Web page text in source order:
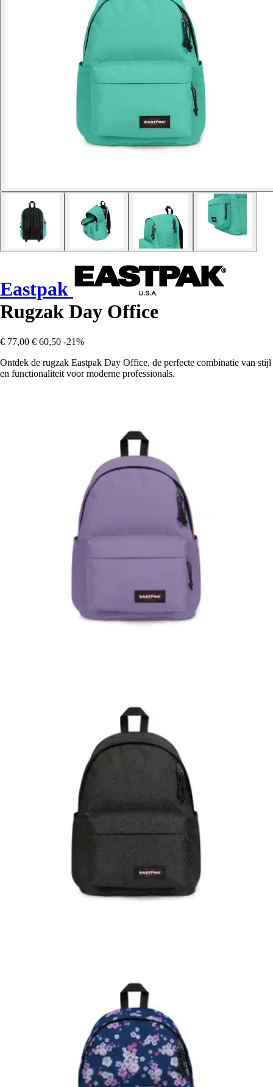
Eastpak
Rugzak Day Office
€ 77,00 € 60,50 -21%
Ontdek de rugzak Eastpak Day Office, de perfecte combinatie van stijl
en functionaliteit voor moderne professionals.